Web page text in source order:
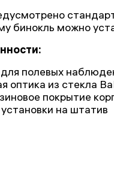
бинокль можно
полевых
оптика из стекла
покрытие
на штатив